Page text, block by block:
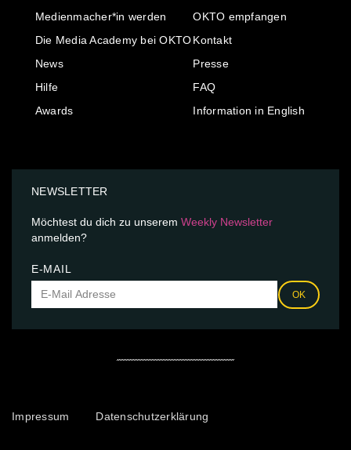
Medienmacher*in werden
Die Media Academy bei OKTO
News
Hilfe
Awards
OKTO empfangen
Kontakt
Presse
FAQ
Information in English
NEWSLETTER
Möchtest du dich zu unserem Weekly Newsletter
anmelden?
E-MAIL
OK
Impressum Datenschutzerklärung